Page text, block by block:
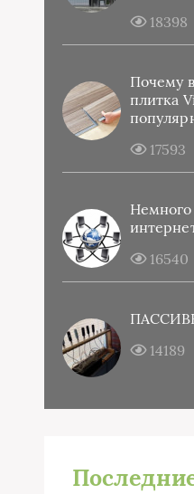
18398
Почему
плитка
17593
Немного
16540
14189